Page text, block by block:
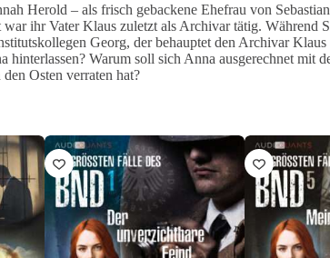
Herold – als frisch gebackene Ehefrau von
ihr Vater Klaus zuletzt als Archivar tätig. Während
Georg, der behauptet den Archivar
hinterlassen? Warum soll sich Anna ausgerechnet mit
Osten verraten hat?